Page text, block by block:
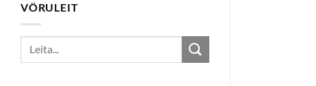
VÖRULEIT
Search